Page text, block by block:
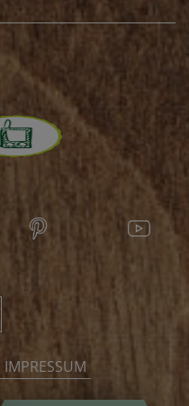
IMPRESSUM